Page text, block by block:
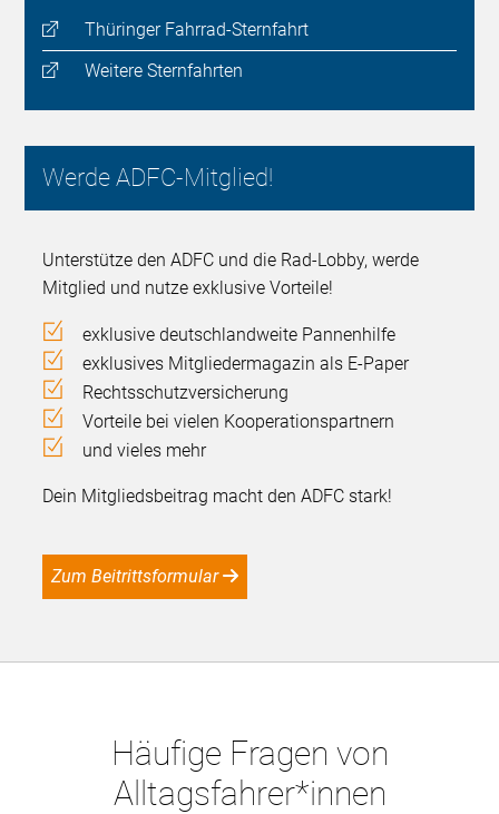
Thüringer Fahrrad-Sternfahrt
Weitere Sternfahrten
Werde ADFC-Mitglied!
Unterstütze den ADFC und die Rad-Lobby, werde
Mitglied und nutze exklusive Vorteile!
exklusive deutschlandweite Pannenhilfe
exklusives Mitgliedermagazin als E-Paper
Rechtsschutzversicherung
Vorteile bei vielen Kooperationspartnern
und vieles mehr
Dein Mitgliedsbeitrag macht den ADFC stark!
Zum Beitrittsformular
Häufige Fragen von
Alltagsfahrer*innen